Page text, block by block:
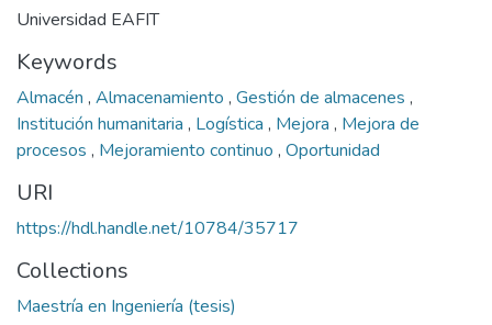
Universidad EAFIT
Keywords
Almacén , Almacenamiento , Gestión de almacenes ,
Institución humanitaria , Logística , Mejora , Mejora de
procesos , Mejoramiento continuo , Oportunidad
URI
https://hdl.handle.net/10784/35717
Collections
Maestría en Ingeniería (tesis)